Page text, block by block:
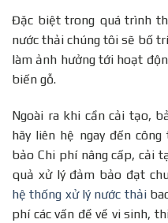
Đặc biệt trong quá trình
nước thải chúng tôi sẽ bố
làm ảnh hưởng tới hoạt
biến gỗ.
Ngoài ra khi cần cải tạo,
hãy liên hệ ngay đến
bảo Chi phí nâng cấp, cải
quả xử lý đảm bảo đạt
hệ thống xử lý nước thải
phí các vấn đề về vi sinh,